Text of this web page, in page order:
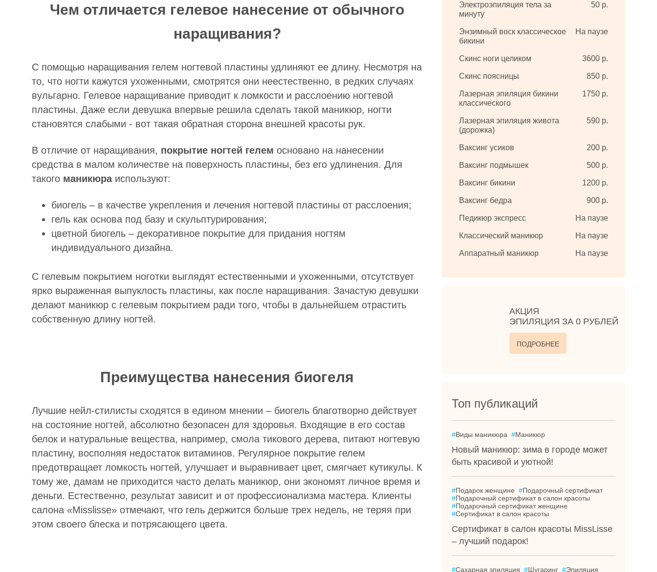
Чем отличается гелевое нанесение от обычного
наращивания?
С помощью наращивания гелем ногтевой пластины удлиняют ее длину. Несмотря на
то, что ногти кажутся ухоженными, смотрятся они неестественно, в редких случаях
вульгарно. Гелевое наращивание приводит к ломкости и расслоению ногтевой
пластины. Даже если девушка впервые решила сделать такой маникюр, ногти
становятся слабыми - вот такая обратная сторона внешней красоты рук.
В отличие от наращивания, покрытие ногтей гелем основано на нанесении
средства в малом количестве на поверхность пластины, без его удлинения. Для
такого маникюраиспользуют:
биогель – в качестве укрепления и лечения ногтевой пластины от расслоения;
гель как основа под базу и скульптурирования;
цветной биогель – декоративное покрытие для придания ногтям
индивидуального дизайна.
С гелевым покрытием ноготки выглядят естественными и ухоженными, отсутствует
ярко выраженная выпуклость пластины, как после наращивания. Зачастую девушки
делают маникюр с гелевым покрытием ради того, чтобы в дальнейшем отрастить
собственную длину ногтей.
Преимущества нанесения биогеля
Лучшие нейл-стилисты сходятся в едином мнении – биогель благотворно действует
на состояние ногтей, абсолютно безопасен для здоровья. Входящие в его состав
белок и натуральные вещества, например, смола тикового дерева, питают ногтевую
пластину, восполняя недостаток витаминов. Регулярное покрытие гелем
предотвращает ломкость ногтей, улучшает и выравнивает цвет, смягчает кутикулы. К
тому же, дамам не приходится часто делать маникюр, они экономят личное время и
деньги. Естественно, результат зависит и от профессионализма мастера. Клиенты
салона «Misslisse» отмечают, что гель держится больше трех недель, не теряя при
этом своего блеска и потрясающего цвета.
Электроэпиляция тела за
минуту
50 р.
Энзимный воск классическое
бикини
На паузе
Скинс ноги целиком 3600 р.
Скинс поясницы 850 р.
Лазерная эпиляция бикини
классического
1750 р.
Лазерная эпиляция живота
(дорожка)
590 р.
Ваксинг усиков 200 р.
Ваксинг подмышек 500 р.
Ваксинг бикини 1200 р.
Ваксинг бедра 900 р.
Педикюр экспресс На паузе
Классический маникюр На паузе
Аппаратный маникюр На паузе
АКЦИЯ
ЭПИЛЯЦИЯ ЗА 0 РУБЛЕЙ
ПОДРОБНЕЕ
Топ публикаций
#Виды маникюра #Маникюр
Новый маникюр: зима в городе может
быть красивой и уютной!
#Подарок женщине #Подарочный сертификат
#Подарочный сертификат в салон красоты
#Подарочный сертификат женщине
#Сертификат в салон красоты
Сертификат в салон красоты MissLisse
– лучший подарок!
#Сахарная эпиляция #Шугаринг #Эпиляция